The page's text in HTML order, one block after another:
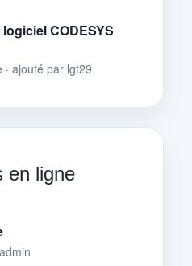
CODESYS
ajouté par lgt29
en ligne